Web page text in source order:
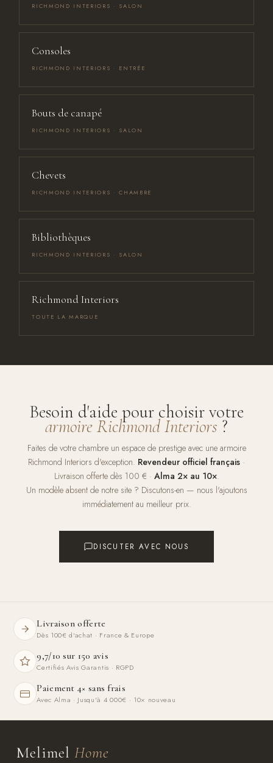
RICHMOND INTERIORS · SALON
Consoles
RICHMOND INTERIORS · ENTRÉE
Bouts de canapé
RICHMOND INTERIORS · SALON
Chevets
RICHMOND INTERIORS · CHAMBRE
Bibliothèques
RICHMOND INTERIORS · SALON
Richmond Interiors
TOUTE LA MARQUE
Besoin d'aide pour choisir votre
armoire Richmond Interiors ?
Faites de votre chambre un espace de prestige avec une armoire
Richmond Interiors d'exception. Revendeur officiel français ·
Livraison offerte dès 100 € · Alma 2× au 10×.
Un modèle absent de notre site ? Discutons-en — nous l'ajoutons
immédiatement au meilleur prix.
DISCUTER AVEC NOUS
Livraison offerte
Dès 100€ d'achat · France & Europe
9,7/10 sur 150 avis
Certifiés Avis Garantis · RGPD
Paiement 4× sans frais
Avec Alma · Jusqu'à 4 000€ · 10× nouveau
Melimel Home